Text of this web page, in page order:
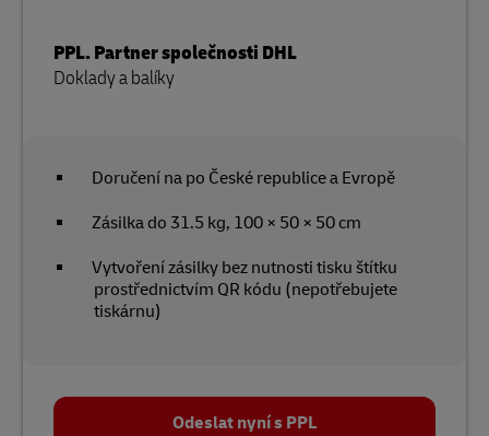
PPL. Partner společnosti DHL
Doklady a balíky
Doručení na po České republice a Evropě
Zásilka do 31.5 kg, 100 × 50 × 50 cm
Vytvoření zásilky bez nutnosti tisku štítku
prostřednictvím QR kódu (nepotřebujete
tiskárnu)
Odeslat nyní s PPL